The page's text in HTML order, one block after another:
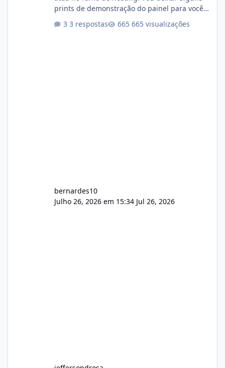
prints de demonstração do painel para vocês
darem a opinião de vocês. O sistema já está
com cerca de 80% concluído e conta com
3 respostas 665 visualizações
bernardes10
Julho 26, 2026 em 15:34 Jul 26, 2026